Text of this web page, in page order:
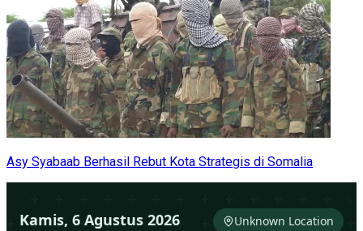
Asy Syabaab Berhasil Rebut Kota Strategis di Somalia